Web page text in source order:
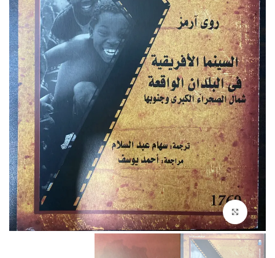
Click to enlarge